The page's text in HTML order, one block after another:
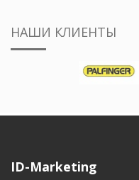
НАШИ КЛИЕНТЫ
ID-Marketing